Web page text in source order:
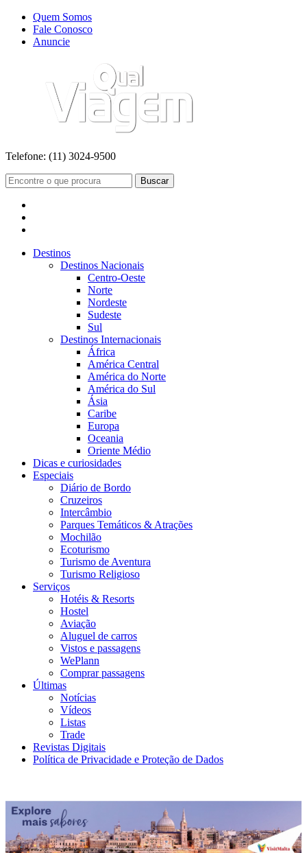
Quem Somos
Fale Conosco
Anuncie
Telefone: (11) 3024-9500
Buscar
Destinos
Destinos Nacionais
Centro-Oeste
Norte
Nordeste
Sudeste
Sul
Destinos Internacionais
África
América Central
América do Norte
América do Sul
Ásia
Caribe
Europa
Oceania
Oriente Médio
Dicas e curiosidades
Especiais
Diário de Bordo
Cruzeiros
Intercâmbio
Parques Temáticos & Atrações
Mochilão
Ecoturismo
Turismo de Aventura
Turismo Religioso
Serviços
Hotéis & Resorts
Hostel
Aviação
Aluguel de carros
Vistos e passagens
WePlann
Comprar passagens
Últimas
Notícias
Vídeos
Listas
Trade
Revistas Digitais
Política de Privacidade e Proteção de Dados